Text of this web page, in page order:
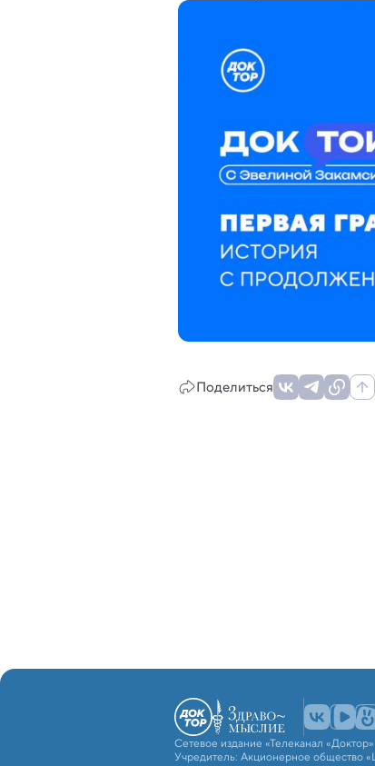
Поделиться
Сетевое издание «Телеканал «Доктор»
Учредитель: Акционерное общество